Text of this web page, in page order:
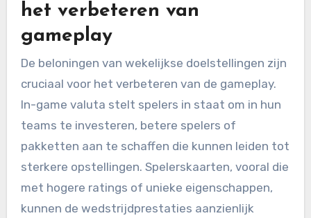
het verbeteren van
gameplay
De beloningen van wekelijkse doelstellingen zijn
cruciaal voor het verbeteren van de gameplay.
In-game valuta stelt spelers in staat om in hun
teams te investeren, betere spelers of
pakketten aan te schaffen die kunnen leiden tot
sterkere opstellingen. Spelerskaarten, vooral die
met hogere ratings of unieke eigenschappen,
kunnen de wedstrijdprestaties aanzienlijk